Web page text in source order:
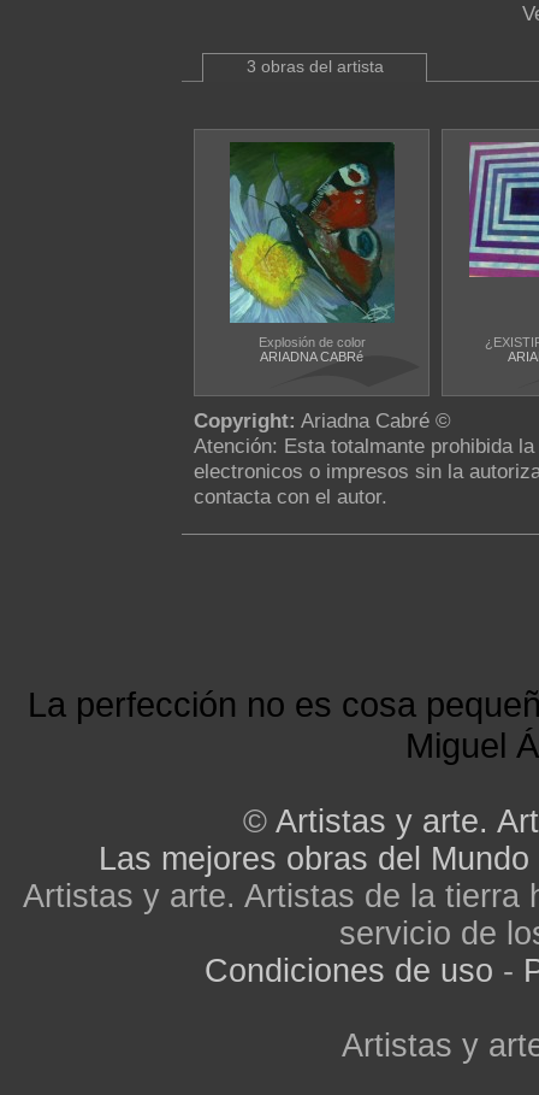
3 obras del artista
Explosión de color
ARIADNA CABRé
Copyright: Ariadna Cabré ©
Atención: Esta totalmante prohibida
electronicos o impresos sin la
contacta con el autor.
La perfección no es cosa
Miguel
© Artistas y arte.
Las mejores obras del Mundo
Artistas y arte. Artistas de la tierra
servicio de
Condiciones de uso -
Artistas y